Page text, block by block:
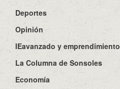
Deportes
Opinión
IEavanzado y emprendimiento
La Columna de Sonsoles
Economía